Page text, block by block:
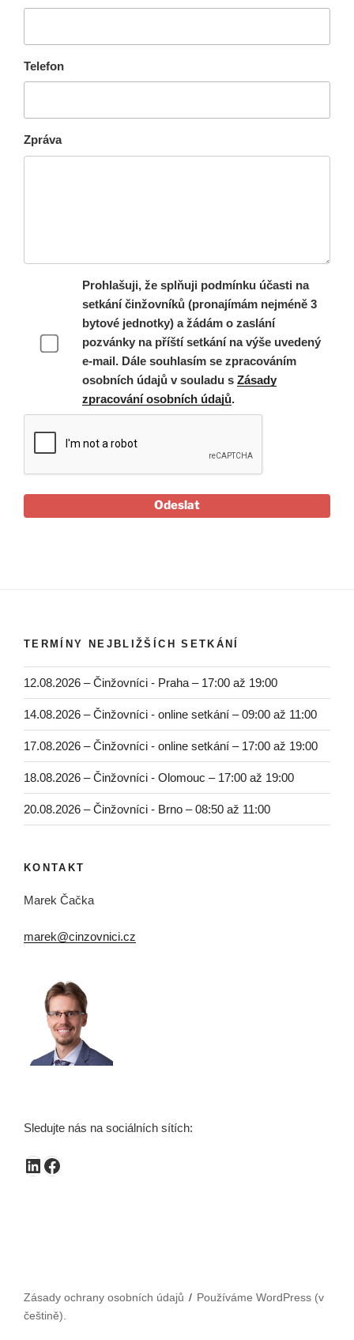
Telefon
Zpráva
Prohlašuji, že splňuji podmínku účasti na
setkání činžovníků (pronajímám nejméně 3
bytové jednotky) a žádám o zaslání
pozvánky na příští setkání na výše uvedený
e-mail. Dále souhlasím se zpracováním
osobních údajů v souladu sZásady
zpracování osobních údajů.
Odeslat
TERMÍNY NEJBLIŽŠÍCH SETKÁNÍ
12.08.2026 – Činžovníci - Praha – 17:00 až 19:00
14.08.2026 – Činžovníci - online setkání – 09:00 až 11:00
17.08.2026 – Činžovníci - online setkání – 17:00 až 19:00
18.08.2026 – Činžovníci - Olomouc – 17:00 až 19:00
20.08.2026 – Činžovníci - Brno – 08:50 až 11:00
KONTAKT
Marek Čačka
marek@cinzovnici.cz
Sledujte nás na sociálních sítích:
LinkedIn
Facebook
Zásady ochrany osobních údajů
Používáme WordPress (v
češtině).